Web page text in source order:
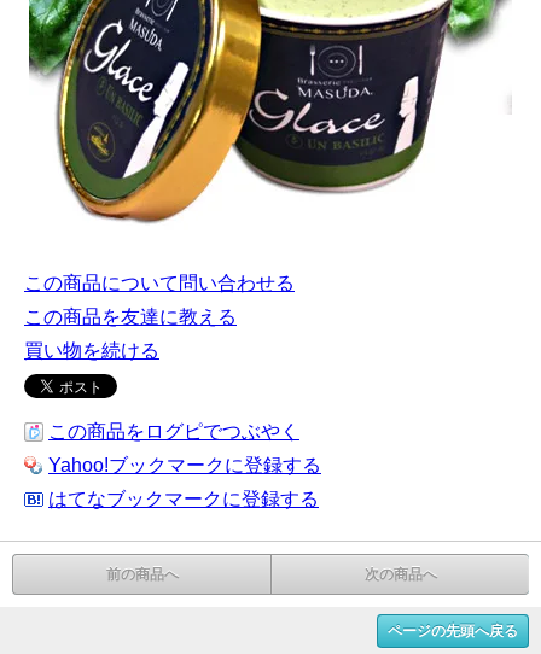
この商品について問い合わせる
この商品を友達に教える
買い物を続ける
この商品をログピでつぶやく
Yahoo!ブックマークに登録する
はてなブックマークに登録する
前の商品へ 次の商品へ
ページの先頭へ戻る